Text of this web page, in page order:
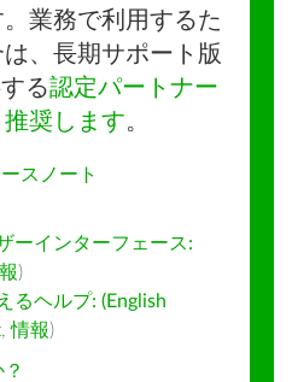
業務で利用するた
、長期サポート版
る認定パートナー
奨します。
スノート
ーインターフェース:
)
るヘルプ: (English
,情報)